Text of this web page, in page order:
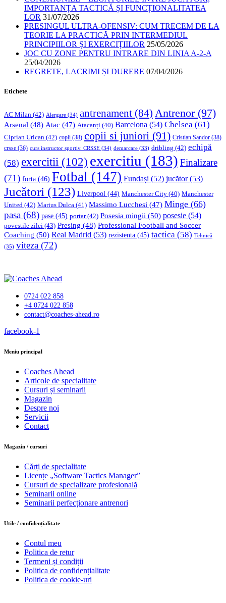
IMPORTANȚA TACTICĂ ȘI FUNCȚIONALITATEA
LOR 31/07/2026
PRESINGUL ULTRA-OFENSIV: CUM TRECEM DE LA
TEORIE LA PRACTICĂ PRIN INTERMEDIUL
PRINCIPIILOR ȘI EXERCIȚIILOR 25/05/2026
JOC CU ZONE PENTRU INTRARE DIN LINIA A-2-A
25/04/2026
REGRETE, LACRIMI ȘI DURERE 07/04/2026
Etichete
AC Milan (42) Alergare (34) antrenament (84) Antrenor(97)
Arsenal (48) Atac (47) Atacanți (40) Barcelona (54) Chelsea (61)
Ciprian Urican (42) copii (38) copii si juniori (91) Cristian Sandor (38)
crsse (36) curs instructor sportiv. CRSSE (34) demarcare (33) dribling (42) echipă
(58) exercitii (102) exercitiu (183) Finalizare
(71) forta (46) Fotbal (147) Fundași (52) jucător(53)
Jucători (123) Liverpool (44) Manchester City (40) Manchester
United (42) Marius Dulca (41) Massimo Lucchesi (47) Minge (66)
pasa (68) pase (45) portar(42) Posesia mingii (50) posesie (54)
povestile zilei (43) Presing (48) Professional Football and Soccer
Coaching (50) Real Madrid (53) rezistenta (45) tactica (58) Tehnică
(35) viteza (72)
0724 022 858
+4 0724 022 858
contact@coaches-ahead.ro
facebook-1
Meniu principal
Coaches Ahead
Articole de specialitate
Cursuri și seminarii
Magazin
Despre noi
Servicii
Contact
Magazin / cursuri
Cărți de specialitate
Licențe „Software Tactics Manager”
Cursuri de specializare profesională
Seminarii online
Seminarii perfecționare antrenori
Utile / confidențialitate
Contul meu
Politica de retur
Termeni și condiții
Politica de confidențialitate
Politica de cookie-uri